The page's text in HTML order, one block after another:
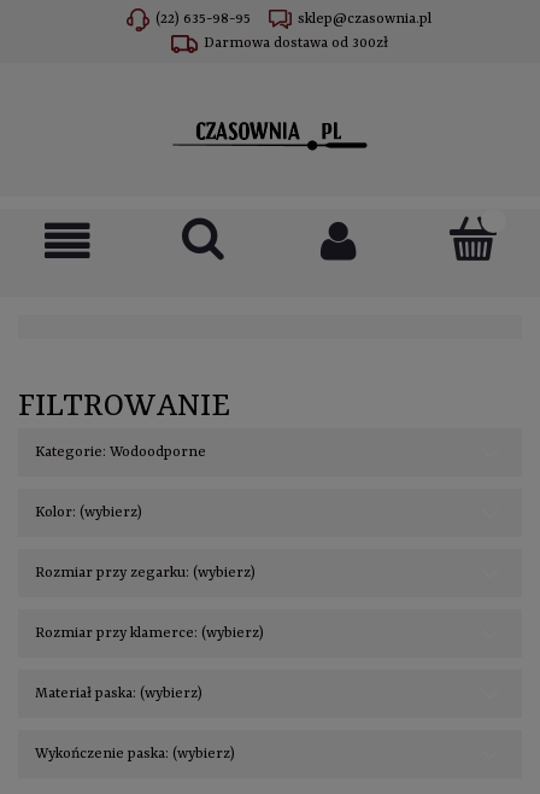
(22) 635-98-95
sklep@czasownia.pl
Darmowa dostawa od 300zł
FILTROWANIE
Kategorie: Wodoodporne
Kolor: (wybierz)
Rozmiar przy zegarku: (wybierz)
Rozmiar przy klamerce: (wybierz)
Materiał paska: (wybierz)
Wykończenie paska: (wybierz)